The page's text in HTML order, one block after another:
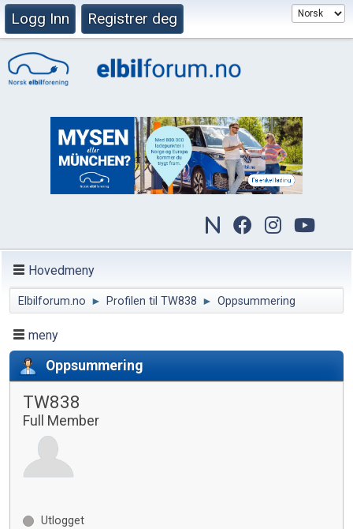
Logg Inn Registrer deg
Hovedmeny
Elbilforum.no ► Profilen til TW838 ► Oppsummering
meny
Oppsummering
TW838
Full Member
Utlogget